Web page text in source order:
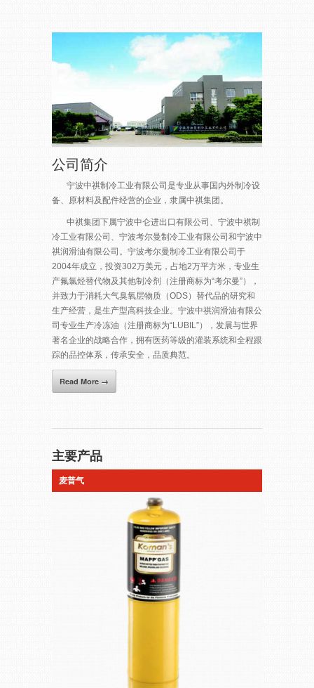
公司简介
宁波中祺制冷工业有限公司是专业从事国内外制冷设
备、原材料及配件经营的企业，隶属中祺集团。
中祺集团下属宁波中仑进出口有限公司、宁波中祺制
冷工业有限公司、宁波考尔曼制冷工业有限公司和宁波中
祺润滑油有限公司。宁波考尔曼制冷工业有限公司于
2004年成立，投资302万美元，占地2万平方米，专业生
产氟氯烃替代物及其他制冷剂（注册商标为“考尔曼”），
并致力于消耗大气臭氧层物质（ODS）替代品的研究和
生产经营，是生产型高科技企业。宁波中祺润滑油有限公
司专业生产冷冻油（注册商标为“LUBIL”），发展与世界
著名企业的战略合作，拥有医药等级的灌装系统和全程跟
踪的品控体系，传承安全，品质典范。
Read More →
主要产品
麦普气